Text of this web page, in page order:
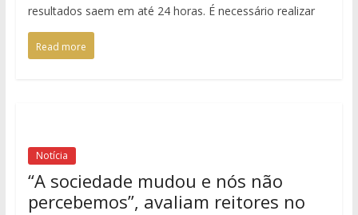
resultados saem em até 24 horas. É necessário realizar
Read more
Notícia
“A sociedade mudou e nós não
percebemos”, avaliam reitores no